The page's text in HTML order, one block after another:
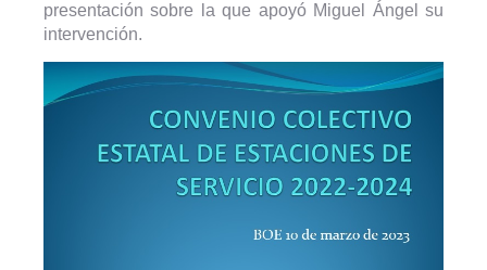
presentación sobre la que apoyó Miguel Ángel su
intervención.